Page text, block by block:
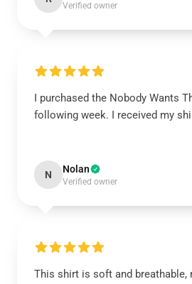
Verified owner
I purchased the Nobody Wants
following week. I received my
N Nolan
Verified owner
This shirt is soft and breathable,